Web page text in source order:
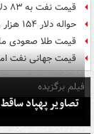
قیمت نفت به ۸۳ دلار و ۵۵ سنت در هر بشکه رسید
حواله دلار ۱۵۴ هزار و ۴۵۱ تومان شد
قیمت طلا صعودی
قیمت جهانی نفت امروز ۱۶
فیلم برگزیده
تصاویر پهپاد